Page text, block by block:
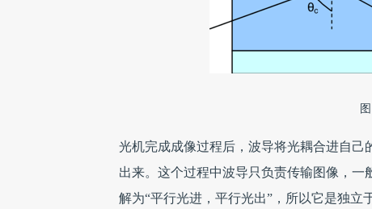
光机完成成像过程后，波导将光耦合进自己
出来。这个过程中波导只负责传输图像，一
解为“平行光进，平行光出”，所以它是独立